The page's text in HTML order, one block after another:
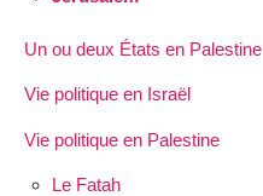
Un ou deux États en Palestine
Vie politique en Israël
Vie politique en Palestine
Le Fatah